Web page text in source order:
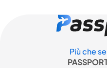
Più che